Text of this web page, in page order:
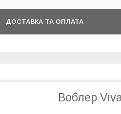
ДОСТАВКА ТА ОПЛАТА
Воблер